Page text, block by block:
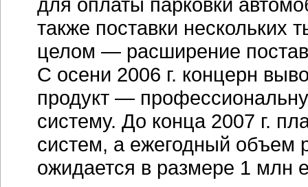
также поставки нескольких
целом — расширение
С осени 2006 г. концерн
продукт —
систему. До конца 2007 г.
систем, а ежегодный объем
ожидается в размере 1 млн